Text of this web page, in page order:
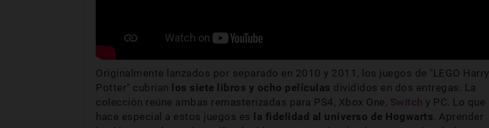
Originalmente lanzados por separado en 2010 y 2011, los juegos de "LEGO Harry
Potter" cubrían
los siete libros y ocho películas divididos en dos entregas. La
colección reúne ambas remasterizadas para PS4, Xbox One, Switch y PC. Lo que
hace especial a estos juegos es
la fidelidad al universo de Hogwarts. Aprender